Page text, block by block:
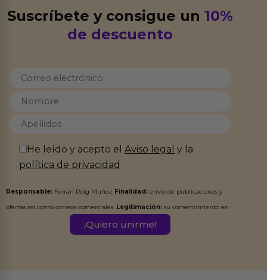
Suscríbete y consigue un10%
de descuento
He leído y acepto elAviso legal y la
política de privacidad
Responsable: Ferran Roig Muñoz Finalidad: envío de publicaciones y
ofertas así como correos comerciales. Legitimación: su consentimiento en
Destinatarios:Ferran Roig Muñoz. Podrás ejercer tus